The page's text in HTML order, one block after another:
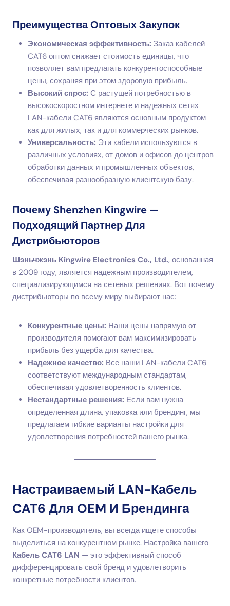
Преимущества Оптовых Закупок
Экономическая эффективность: Заказ кабелей
CAT6 оптом снижает стоимость единицы, что
позволяет вам предлагать конкурентоспособные
цены, сохраняя при этом здоровую прибыль.
Высокий спрос: С растущей потребностью в
высокоскоростном интернете и надежных сетях
LAN-кабели CAT6 являются основным продуктом
как для жилых, так и для коммерческих рынков.
Универсальность: Эти кабели используются в
различных условиях, от домов и офисов до центров
обработки данных и промышленных объектов,
обеспечивая разнообразную клиентскую базу.
Почему Shenzhen Kingwire —
Подходящий Партнер Для
Дистрибьюторов
Шэньчжэнь Kingwire Electronics Co., Ltd., основанная
в 2009 году, является надежным производителем,
специализирующимся на сетевых решениях. Вот почему
дистрибьюторы по всему миру выбирают нас:
Конкурентные цены: Наши цены напрямую от
производителя помогают вам максимизировать
прибыль без ущерба для качества.
Надежное качество: Все наши LAN-кабели CAT6
соответствуют международным стандартам,
обеспечивая удовлетворенность клиентов.
Нестандартные решения: Если вам нужна
определенная длина, упаковка или брендинг, мы
предлагаем гибкие варианты настройки для
удовлетворения потребностей вашего рынка.
Настраиваемый LAN-Кабель
CAT6 Для OEM И Брендинга
Как OEM-производитель, вы всегда ищете способы
выделиться на конкурентном рынке. Настройка вашего
Кабель CAT6 LAN — это эффективный способ
дифференцировать свой бренд и удовлетворить
конкретные потребности клиентов.